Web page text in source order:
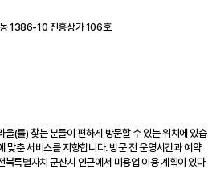
1386-10 진흥상가 106호
(를) 찾는 분들이 편하게 방문할 수 있는 위치에 있습
맞춘 서비스를 지향합니다. 방문 전 운영시간과 예약
북특별자치 군산시 인근에서 미용업 이용 계획이 있다